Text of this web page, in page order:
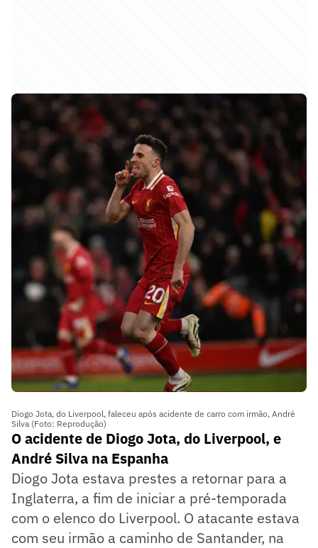
Diogo Jota, do Liverpool, faleceu após acidente de carro com irmão, André
Silva (Foto: Reprodução)
O acidente de Diogo Jota, do Liverpool, e
André Silva na Espanha
Diogo Jota estava prestes a retornar para a
Inglaterra, a fim de iniciar a pré-temporada
com o elenco do Liverpool. O atacante estava
com seu irmão a caminho de Santander, na